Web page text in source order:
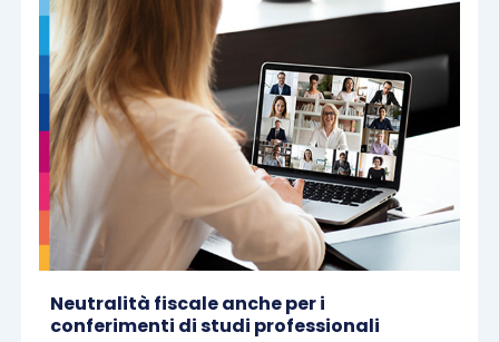
Neutralità fiscale anche per i
conferimenti di studi professionali